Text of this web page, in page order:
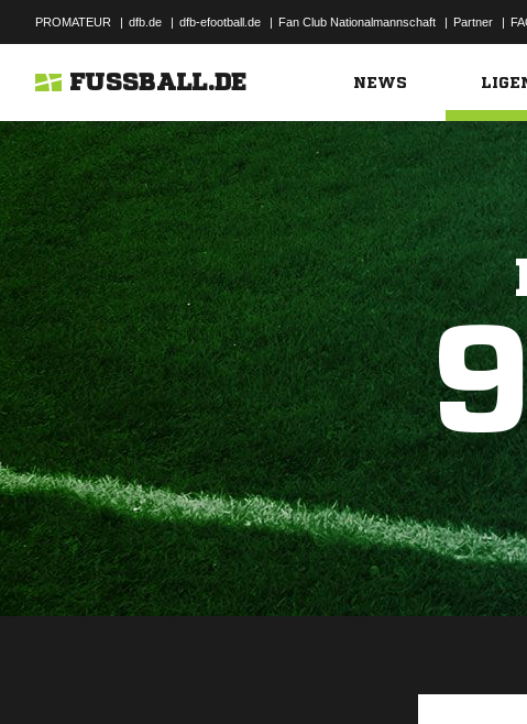
PROMATEUR | dfb.de | dfb-efootball.de | Fan Club Nationalmannschaft | Partner |
FUSSBALL.DE NEWS